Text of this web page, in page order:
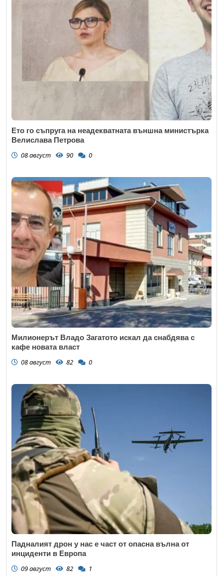
Ето го съпруга на неадекватната външна министърка
Велислава Петрова
08 август 90 0
Милионерът Владо Загатото искал да снабдява с
кафе новата власт
08 август 82 0
Падналият дрон у нас е част от опасна вълна от
инциденти в Европа
09 август 82 1